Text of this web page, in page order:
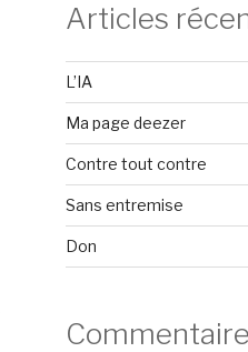
Articles
L’IA
Ma page deezer
Contre tout contre
Sans entremise
Don